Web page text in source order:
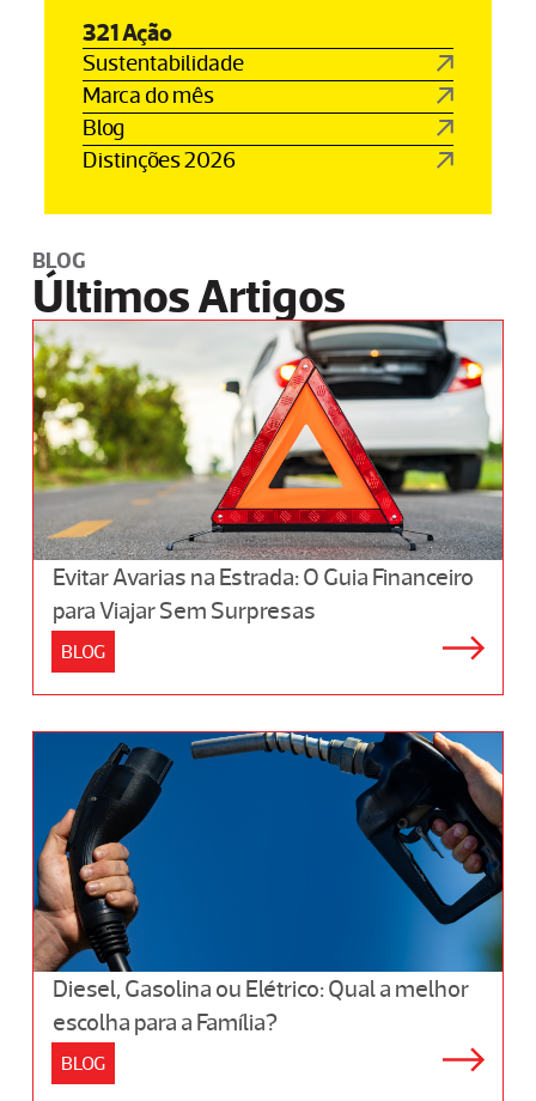
321 Ação
Sustentabilidade
Marca do mês
Blog
Distinções 2026
BLOG
Últimos Artigos
Evitar Avarias na Estrada: O Guia Financeiro
para Viajar Sem Surpresas
BLOG
Diesel, Gasolina ou Elétrico: Qual a melhor
escolha para a Família?
BLOG